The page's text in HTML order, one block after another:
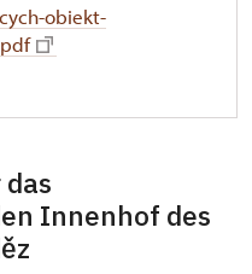
obiekt-
Innenhof des